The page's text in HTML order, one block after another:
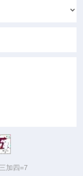
加四=7